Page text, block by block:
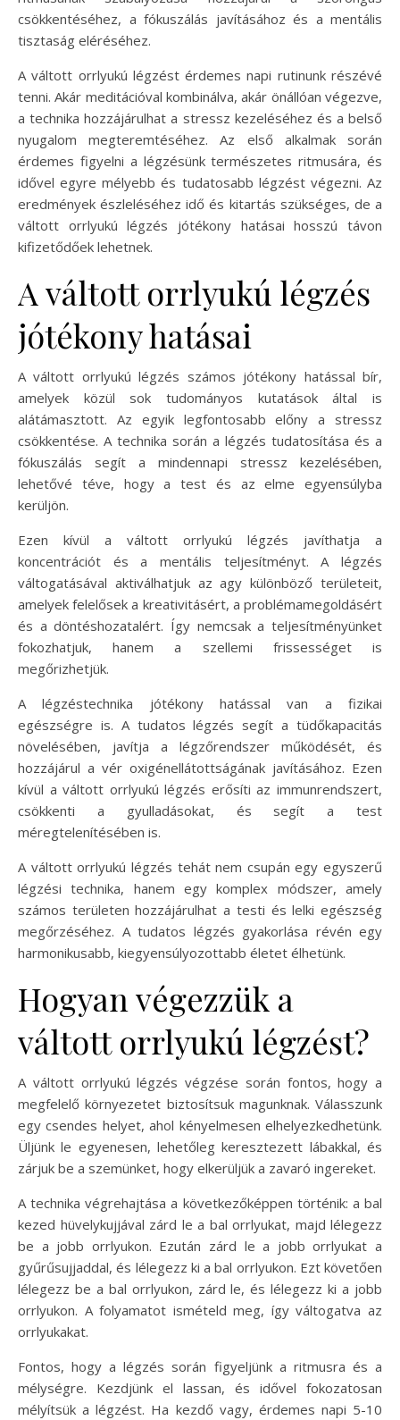
csökkentéséhez, a fókuszálás javításához és a mentális
tisztaság eléréséhez.
A váltott orrlyukú légzést érdemes napi rutinunk részévé
tenni. Akár meditációval kombinálva, akár önállóan végezve,
a technika hozzájárulhat a stressz kezeléséhez és a belső
nyugalom megteremtéséhez. Az első alkalmak során
érdemes figyelni a légzésünk természetes ritmusára, és
idővel egyre mélyebb és tudatosabb légzést végezni. Az
eredmények észleléséhez idő és kitartás szükséges, de a
váltott orrlyukú légzés jótékony hatásai hosszú távon
kifizetődőek lehetnek.
A váltott orrlyukú légzés
jótékony hatásai
A váltott orrlyukú légzés számos jótékony hatással bír,
amelyek közül sok tudományos kutatások által is
alátámasztott. Az egyik legfontosabb előny a stressz
csökkentése. A technika során a légzés tudatosítása és a
fókuszálás segít a mindennapi stressz kezelésében,
lehetővé téve, hogy a test és az elme egyensúlyba
kerüljön.
Ezen kívül a váltott orrlyukú légzés javíthatja a
koncentrációt és a mentális teljesítményt. A légzés
váltogatásával aktiválhatjuk az agy különböző területeit,
amelyek felelősek a kreativitásért, a problémamegoldásért
és a döntéshozatalért. Így nemcsak a teljesítményünket
fokozhatjuk, hanem a szellemi frissességet is
megőrizhetjük.
A légzéstechnika jótékony hatással van a fizikai
egészségre is. A tudatos légzés segít a tüdőkapacitás
növelésében, javítja a légzőrendszer működését, és
hozzájárul a vér oxigénellátottságának javításához. Ezen
kívül a váltott orrlyukú légzés erősíti az immunrendszert,
csökkenti a gyulladásokat, és segít a test
méregtelenítésében is.
A váltott orrlyukú légzés tehát nem csupán egy egyszerű
légzési technika, hanem egy komplex módszer, amely
számos területen hozzájárulhat a testi és lelki egészség
megőrzéséhez. A tudatos légzés gyakorlása révén egy
harmonikusabb, kiegyensúlyozottabb életet élhetünk.
Hogyan végezzük a
váltott orrlyukú légzést?
A váltott orrlyukú légzés végzése során fontos, hogy a
megfelelő környezetet biztosítsuk magunknak. Válasszunk
egy csendes helyet, ahol kényelmesen elhelyezkedhetünk.
Üljünk le egyenesen, lehetőleg keresztezett lábakkal, és
zárjuk be a szemünket, hogy elkerüljük a zavaró ingereket.
A technika végrehajtása a következőképpen történik: a bal
kezed hüvelykujjával zárd le a bal orrlyukat, majd lélegezz
be a jobb orrlyukon. Ezután zárd le a jobb orrlyukat a
gyűrűsujjaddal, és lélegezz ki a bal orrlyukon. Ezt követően
lélegezz be a bal orrlyukon, zárd le, és lélegezz ki a jobb
orrlyukon. A folyamatot ismételd meg, így váltogatva az
orrlyukakat.
Fontos, hogy a légzés során figyeljünk a ritmusra és a
mélységre. Kezdjünk el lassan, és idővel fokozatosan
mélyítsük a légzést. Ha kezdő vagy, érdemes napi 5-10